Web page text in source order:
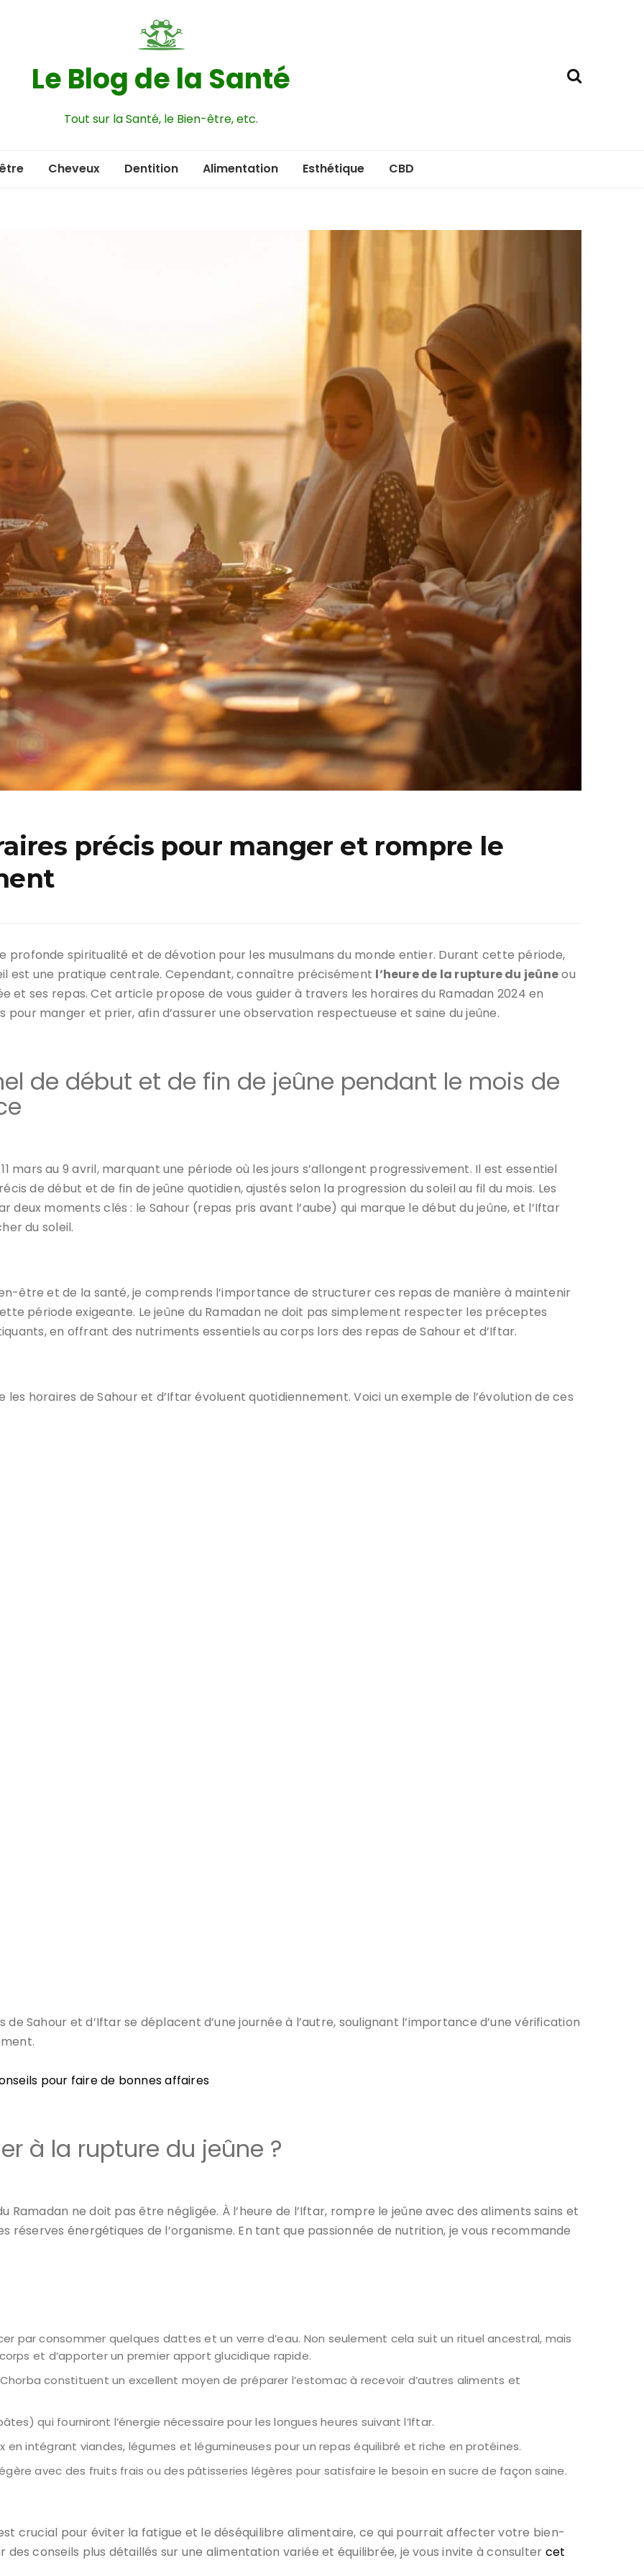
Le Blog de la Santé
Tout sur la Santé, le Bien-être, etc.
Cheveux Dentition Alimentation Esthétique CBD
précis pour manger et rompre le
profonde spiritualité et de dévotion pour les musulmans du monde entier. Durant cette période,
est une pratique centrale. Cependant, connaître précisément l’heure de la rupture du jeûneou
et ses repas. Cet article propose de vous guider à travers les horaires du Ramadan 2024 en
manger et prier, afin d’assurer une observation respectueuse et saine du jeûne.
de début et de fin de jeûne pendant le mois de
mars au 9 avril, marquant une période où les jours s’allongent progressivement. Il est essentiel
de début et de fin de jeûne quotidien, ajustés selon la progression du soleil au fil du mois. Les
moments clés : le Sahour (repas pris avant l’aube) qui marque le début du jeûne, et l’Iftar
du soleil.
être et de la santé, je comprends l’importance de structurer ces repas de manière à maintenir
période exigeante. Le jeûne du Ramadan ne doit pas simplement respecter les préceptes
en offrant des nutriments essentiels au corps lors des repas de Sahour et d’Iftar.
les horaires de Sahour et d’Iftar évoluent quotidiennement. Voici un exemple de l’évolution de ces
Sahour et d’Iftar se déplacent d’une journée à l’autre, soulignant l’importance d’une vérification
pour faire de bonnes affaires
à la rupture du jeûne ?
Ramadan ne doit pas être négligée. À l’heure de l’Iftar, rompre le jeûne avec des aliments sains et
énergétiques de l’organisme. En tant que passionnée de nutrition, je vous recommande
par consommer quelques dattes et un verre d’eau. Non seulement cela suit un rituel ancestral, mais
et d’apporter un premier apport glucidique rapide.
constituent un excellent moyen de préparer l’estomac à recevoir d’autres aliments et
qui fourniront l’énergie nécessaire pour les longues heures suivant l’Iftar.
en intégrant viandes, légumes et légumineuses pour un repas équilibré et riche en protéines.
avec des fruits frais ou des pâtisseries légères pour satisfaire le besoin en sucre de façon saine.
crucial pour éviter la fatigue et le déséquilibre alimentaire, ce qui pourrait affecter votre bien-
conseils plus détaillés sur une alimentation variée et équilibrée, je vous invite à consulter cet